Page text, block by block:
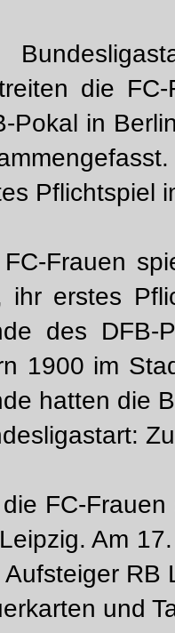
die
Pokal in
Pflichtspiel
Frauen
ihr erstes
des DFB-
1900 im
hatten die
FC-
Am
Aufsteiger RB
und